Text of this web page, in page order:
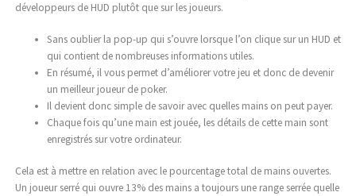
développeurs de HUD plutôt que sur les joueurs.
Sans oublier la pop-up qui s’ouvre lorsque l’on clique sur un HUD et
qui contient de nombreuses informations utiles.
En résumé, il vous permet d’améliorer votre jeu et donc de devenir
un meilleur joueur de poker.
Il devient donc simple de savoir avec quelles mains on peut payer.
Chaque fois qu’une main est jouée, les détails de cette main sont
enregistrés sur votre ordinateur.
Cela est à mettre en relation avec le pourcentage total de mains ouvertes.
Un joueur serré qui ouvre 13% des mains a toujours une range serrée quelle